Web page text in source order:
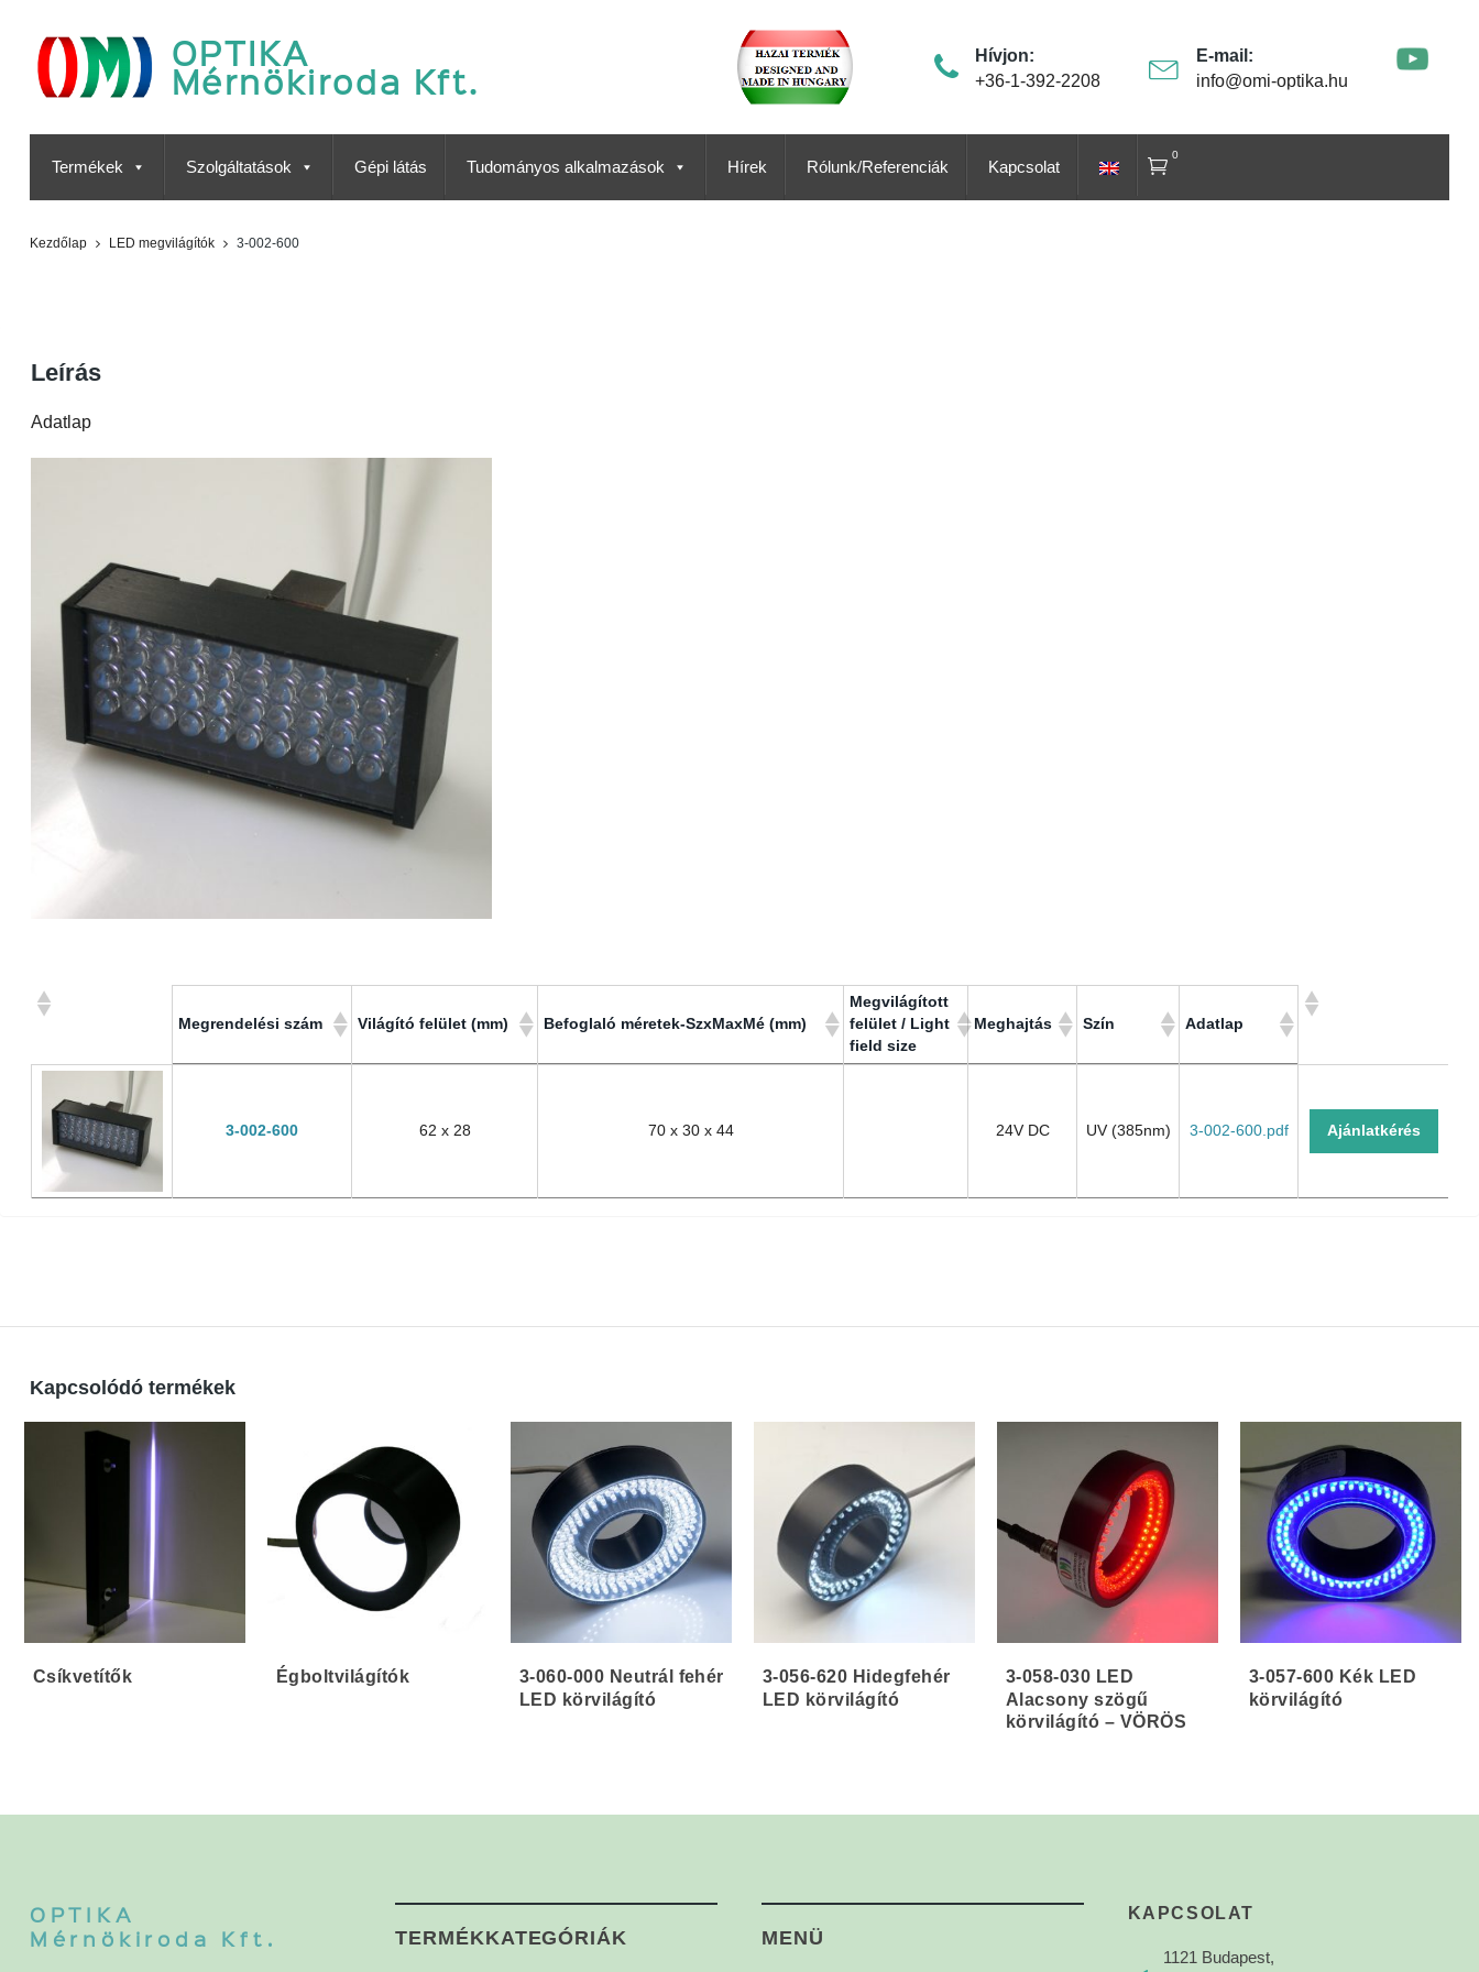
OPTIKA
Mérnökiroda Kft.
Hívjon:
+36-1-392-2208
E-mail:
info@omi-optika.hu
Termékek Szolgáltatások Gépi látás Tudományos alkalmazások Hírek Rólunk/Referenciák Kapcsolat
0
Kezdőlap LED megvilágítók 3-002-600
Leírás
Adatlap
Megrendelési szám Világító felület (mm) Befoglaló méretek-SzxMaxMé (mm)
Megvilágított
felület / Light
field size
Meghajtás Szín Adatlap
3-002-600 62 x 28 70 x 30 x 44 24V DC UV (385nm) 3-002-600.pdf Ajánlatkérés
Kapcsolódó termékek
Csíkvetítők Égboltvilágítók
3-060-000 Neutrál fehér
LED körvilágító
3-056-620 Hidegfehér
LED körvilágító
3-058-030 LED
Alacsony szögű
körvilágító – VÖRÖS
3-057-600 Kék LED
körvilágító
OPTIKA
Mérnökiroda Kft.
TERMÉKKATEGÓRIÁK MENÜ
KAPCSOLAT
1121 Budapest,